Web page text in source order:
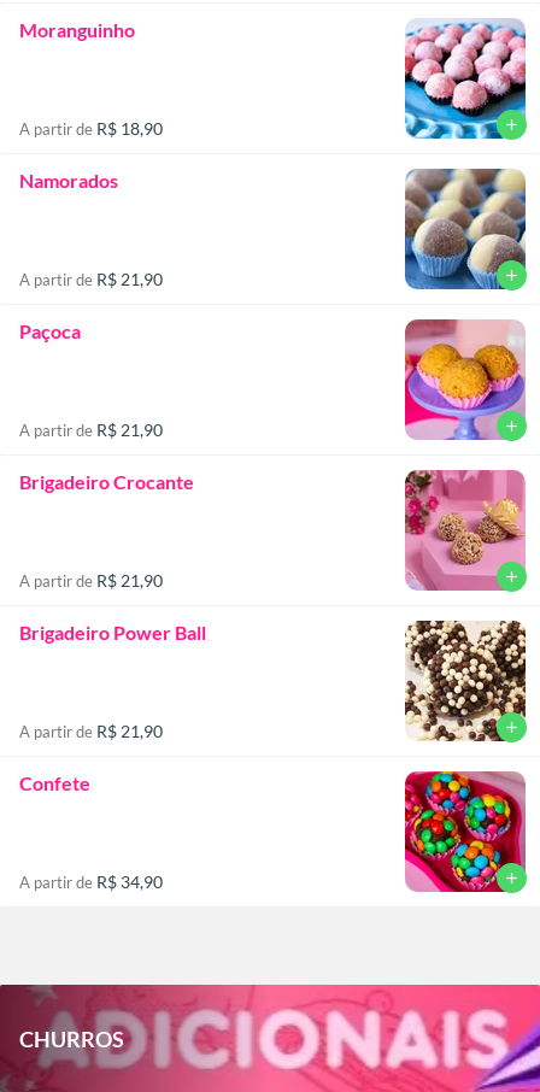
Moranguinho
A partir de R$ 18,90 add
Namorados
A partir de R$ 21,90 add
Paçoca
A partir de R$ 21,90 add
Brigadeiro Crocante
A partir de R$ 21,90 add
Brigadeiro Power Ball
A partir de R$ 21,90 add
Confete
A partir de R$ 34,90 add
CHURROS